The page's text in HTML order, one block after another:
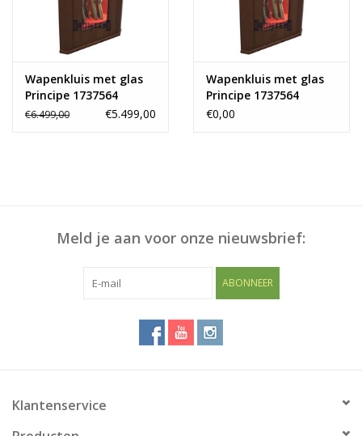
Wapenkluis met glas
Principe 1737564
€6.499,00 €5.499,00
Wapenkluis met glas
Principe 1737564
€0,00
Meld je aan voor onze nieuwsbrief:
ABONNEER
Klantenservice